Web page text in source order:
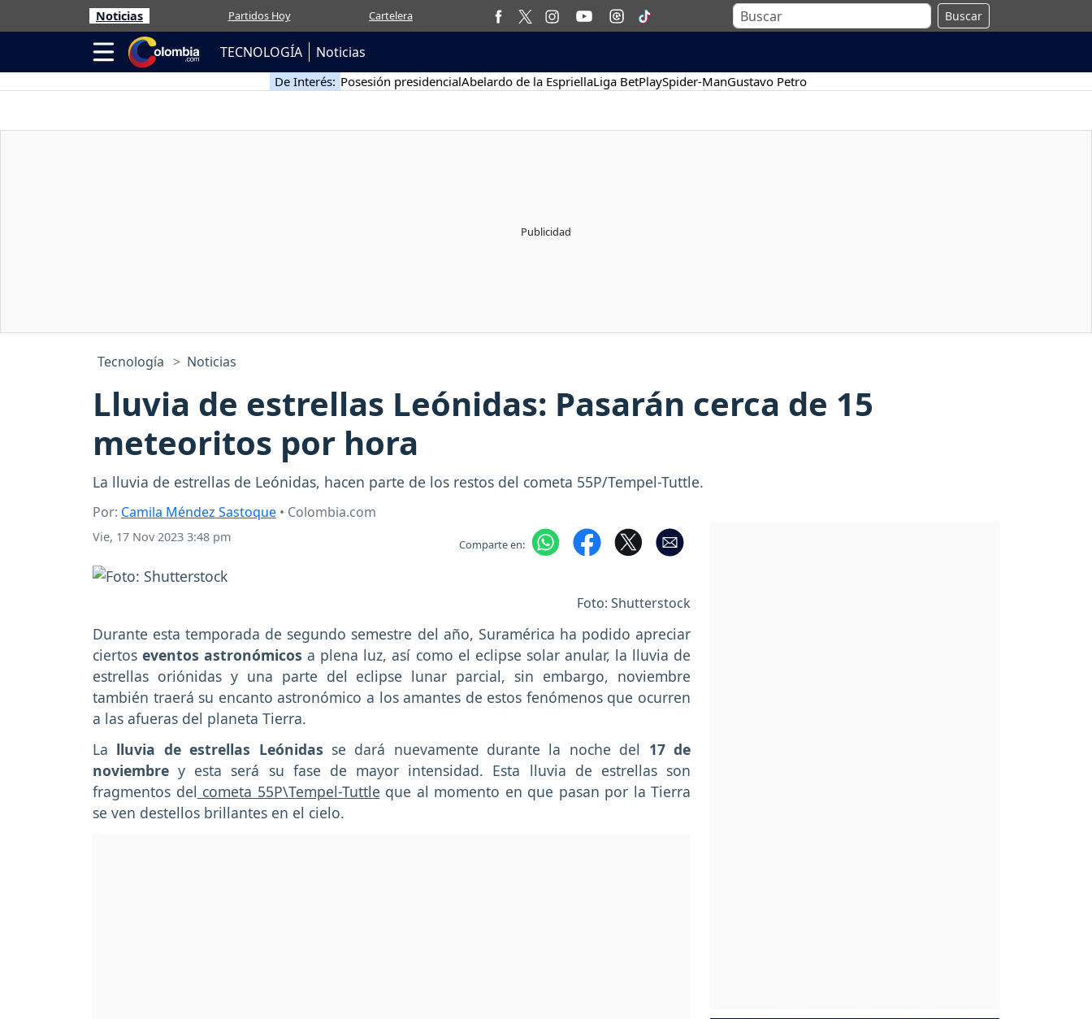
Noticias Partidos Hoy Cartelera Buscar
TECNOLOGÍA Noticias
De Interés: Posesión presidencialAbelardo de la EspriellaLiga BetPlaySpider-ManGustavo Petro
Tecnología Noticias
Lluvia de estrellas Leónidas: Pasarán cerca de 15
meteoritos por hora
La lluvia de estrellas de Leónidas, hacen parte de los restos del cometa 55P/Tempel-Tuttle.
Por: Camila Méndez Sastoque • Colombia.com
Vie, 17 Nov 2023 3:48 pm Comparte en:
Foto: Shutterstock
Durante esta temporada de segundo semestre del año, Suramérica ha podido apreciar
ciertoseventos astronómicos a plena luz, así como el eclipse solar anular, la lluvia de
estrellas oriónidas y una parte del eclipse lunar parcial, sin embargo, noviembre
también traerá su encanto astronómico a los amantes de estos fenómenos que ocurren
a las afueras del planeta Tierra.
La lluvia de estrellas Leónidas se dará nuevamente durante la noche del 17 de
noviembre y esta será su fase de mayor intensidad. Esta lluvia de estrellas son
fragmentos del cometa 55P\Tempel-Tuttle que al momento en que pasan por la Tierra
se ven destellos brillantes en el cielo.